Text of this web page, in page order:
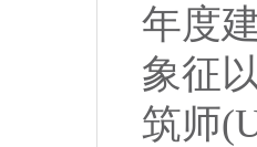
年度
象征
筑师